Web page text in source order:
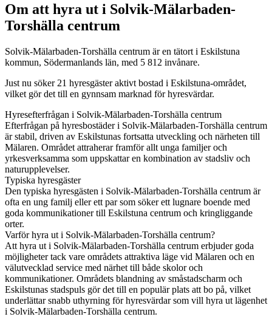
Om att hyra ut i Solvik-Mälarbaden-
Torshälla centrum
Solvik-Mälarbaden-Torshälla centrum är en tätort i Eskilstuna
kommun, Södermanlands län, med 5 812 invånare.
Just nu söker 21 hyresgäster aktivt bostad i Eskilstuna-området,
vilket gör det till en gynnsam marknad för hyresvärdar.
Hyresefterfrågan i Solvik-Mälarbaden-Torshälla centrum
Efterfrågan på hyresbostäder i Solvik-Mälarbaden-Torshälla centrum
är stabil, driven av Eskilstunas fortsatta utveckling och närheten till
Mälaren. Området attraherar framför allt unga familjer och
yrkesverksamma som uppskattar en kombination av stadsliv och
naturupplevelser.
Typiska hyresgäster
Den typiska hyresgästen i Solvik-Mälarbaden-Torshälla centrum är
ofta en ung familj eller ett par som söker ett lugnare boende med
goda kommunikationer till Eskilstuna centrum och kringliggande
orter.
Varför hyra ut i Solvik-Mälarbaden-Torshälla centrum?
Att hyra ut i Solvik-Mälarbaden-Torshälla centrum erbjuder goda
möjligheter tack vare områdets attraktiva läge vid Mälaren och en
välutvecklad service med närhet till både skolor och
kommunikationer. Områdets blandning av småstadscharm och
Eskilstunas stadspuls gör det till en populär plats att bo på, vilket
underlättar snabb uthyrning för hyresvärdar som vill hyra ut lägenhet
i Solvik-Mälarbaden-Torshälla centrum.